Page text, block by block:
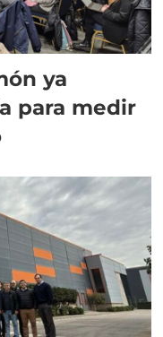
ya
para medir